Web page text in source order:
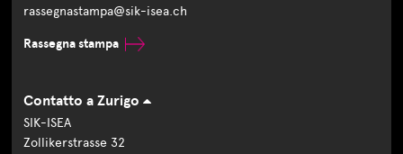
rassegnastampa@sik-isea.ch
Rassegna stampa
Contatto a Zurigo
SIK-ISEA
Zollikerstrasse 32